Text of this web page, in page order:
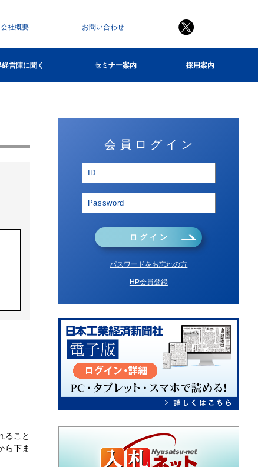
会社概要 お問い合わせ
経営陣に聞く セミナー案内 採用案内
ること
ら下ま
会 員 ロ グ イ ン
ロ グ イ ン
パスワードをお忘れの方
HP会員登録